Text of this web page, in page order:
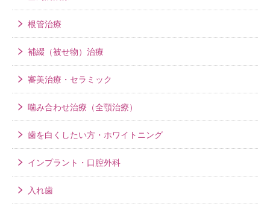
根管治療
補綴（被せ物）治療
審美治療・セラミック
噛み合わせ治療（全顎治療）
歯を白くしたい方・ホワイトニング
インプラント・口腔外科
入れ歯